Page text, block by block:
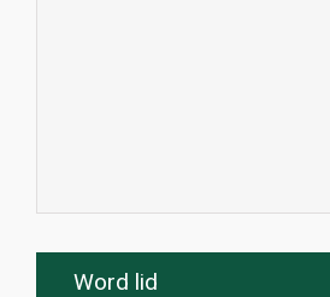
Word lid